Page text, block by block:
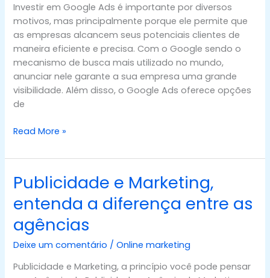
Investir em Google Ads é importante por diversos
motivos, mas principalmente porque ele permite que
as empresas alcancem seus potenciais clientes de
maneira eficiente e precisa. Com o Google sendo o
mecanismo de busca mais utilizado no mundo,
anunciar nele garante a sua empresa uma grande
visibilidade. Além disso, o Google Ads oferece opções
de
negócio?
Read More »
Publicidade e Marketing,
entenda a diferença entre as
agências
Deixe um comentário /Online marketing
Publicidade e Marketing, a princípio você pode pensar
Publicidade
e
Marketing,
entenda
a
diferença
entre